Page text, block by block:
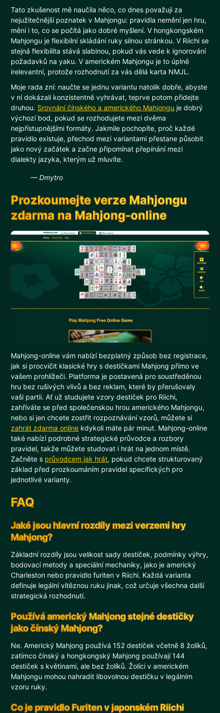
Tato zkušenost mě naučila něco, co dnes považuji za
nejužitečnější poznatek v Mahjongu: pravidla nemění jen hru,
mění i to, co se počítá jako dobré myšlení. V hongkongském
Mahjongu je flexibilní skládání ruky silnou stránkou. V Riichi se
stejná flexibilita stává slabinou, pokud vás vede k ignorování
požadavků na yaku. V americkém Mahjongu je to úplně
irelevantní, protože rozhodnutí za vás dělá karta NMJL.
Moje rada zní: naučte se jednu variantu natolik dobře, abyste
v ní dokázali konzistentně vyhrávat, teprve potom přidejte
druhou. Srovnání čínského a amerického Mahjongu je dobrý
výchozí bod, pokud se rozhodujete mezi dvěma
nejpřístupnějšími formáty. Jakmile pochopíte, proč každé
pravidlo existuje, přechod mezi variantami přestane působit
jako nový začátek a začne připomínat přepínání mezi
dialekty jazyka, kterým už mluvíte.
— Dmytro
Prozkoumejte verze Mahjongu
zdarma na Mahjong-online
Mahjong-online vám nabízí bezplatný způsob bez registrace,
jak si procvičit klasické hry s destičkami Mahjong přímo ve
vašem prohlížeči. Platforma je postavená pro soustředěnou
hru bez rušivých vlivů a bez reklam, které by přerušovaly
vaši partii. Ať už studujete vzory destiček pro Riichi,
zahříváte se před společenskou hrou amerického Mahjongu,
nebo si jen chcete zostřit rozpoznávání vzorů, můžete si
zahrát zdarma online kdykoli máte pár minut. Mahjong-online
také nabízí podrobné strategické průvodce a rozbory
pravidel, takže můžete studovat i hrát na jednom místě.
Začněte s průvodcem jak hrát, pokud chcete strukturovaný
základ před prozkoumáním pravidel specifických pro
jednotlivé varianty.
FAQ
Jaké jsou hlavní rozdíly mezi verzemi hry
Mahjong?
Základní rozdíly jsou velikost sady destiček, podmínky výhry,
bodovací metody a speciální mechaniky, jako je americký
Charleston nebo pravidlo furiten v Riichi. Každá varianta
definuje legální vítěznou ruku jinak, což určuje všechna další
strategická rozhodnutí.
Používá americký Mahjong stejné destičky
jako čínský Mahjong?
Ne. Americký Mahjong používá 152 destiček včetně 8 žolíků,
zatímco čínský a hongkongský Mahjong používají 144
destiček s květinami, ale bez žolíků. Žolíci v americkém
Mahjongu mohou nahradit libovolnou destičku v legálním
vzoru ruky.
Co je pravidlo Furiten v japonském Riichi